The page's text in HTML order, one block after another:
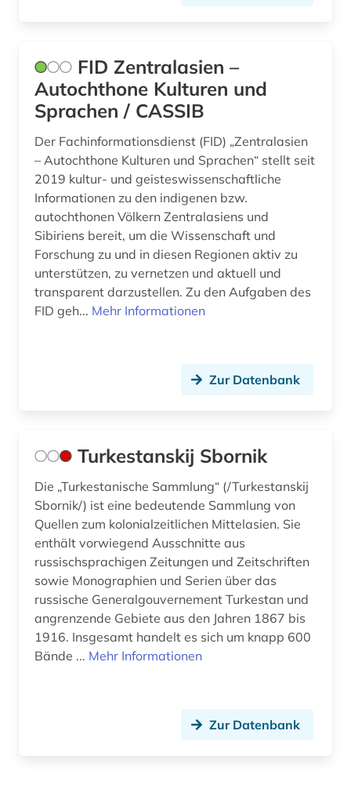
FID Zentralasien –
Autochthone Kulturen und
Sprachen / CASSIB
Der Fachinformationsdienst (FID) „Zentralasien
– Autochthone Kulturen und Sprachen“ stellt seit
2019 kultur- und geisteswissenschaftliche
Informationen zu den indigenen bzw.
autochthonen Völkern Zentralasiens und
Sibiriens bereit, um die Wissenschaft und
Forschung zu und in diesen Regionen aktiv zu
unterstützen, zu vernetzen und aktuell und
transparent darzustellen. Zu den Aufgaben des
FID geh... Mehr Informationen
Zur Datenbank
Turkestanskij Sbornik
Die „Turkestanische Sammlung“ (/Turkestanskij
Sbornik/) ist eine bedeutende Sammlung von
Quellen zum kolonialzeitlichen Mittelasien. Sie
enthält vorwiegend Ausschnitte aus
russischsprachigen Zeitungen und Zeitschriften
sowie Monographien und Serien über das
russische Generalgouvernement Turkestan und
angrenzende Gebiete aus den Jahren 1867 bis
1916. Insgesamt handelt es sich um knapp 600
Bände ... Mehr Informationen
Zur Datenbank